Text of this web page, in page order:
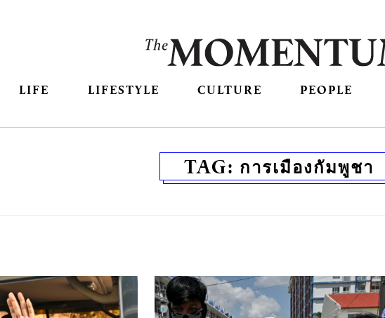
LIFE LIFESTYLE CULTURE PEOPLE
TAG: การเมืองกัมพูชา